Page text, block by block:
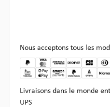
Nous acceptons tous les
Livraisons dans le monde
UPS